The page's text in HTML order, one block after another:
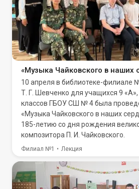
«Музыка Чайковского в наших
10 апреля в библиотеке-филиале
Т. Г. Шевченко для учащихся 9 «А»,
классов ГБОУ СШ № 4 была
«Музыка Чайковского в наших
185-летию со дня рождения
композитора П. И. Чайковского.
Филиал №1 Лекция